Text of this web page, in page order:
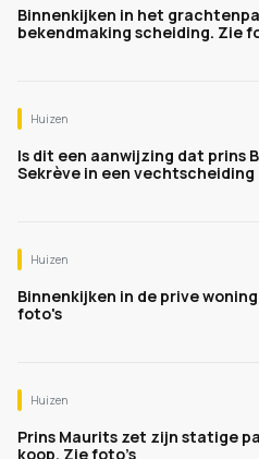
Binnenkijken in het
bekendmaking scheiding. Zie
Huizen
Is dit een aanwijzing dat prins
Sekrève in een vechtscheiding
Huizen
Binnenkijken in de prive
foto's
Huizen
Prins Maurits zet zijn statige
koop. Zie foto’s